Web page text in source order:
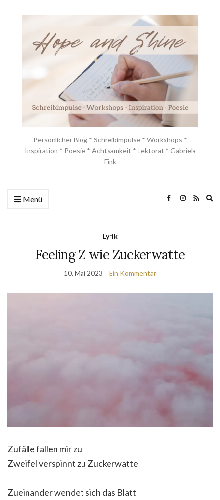
Persönlicher Blog * Schreibimpulse * Workshops *
Inspiration * Poesie * Achtsamkeit * Lektorat * Gabriela
Fink
Menü
Lyrik
Feeling Z wie Zuckerwatte
10. Mai 2023 Ein Kommentar
Zufälle fallen mir zu
Zweifel verspinnt zu Zuckerwatte
Zueinander wendet sich das Blatt